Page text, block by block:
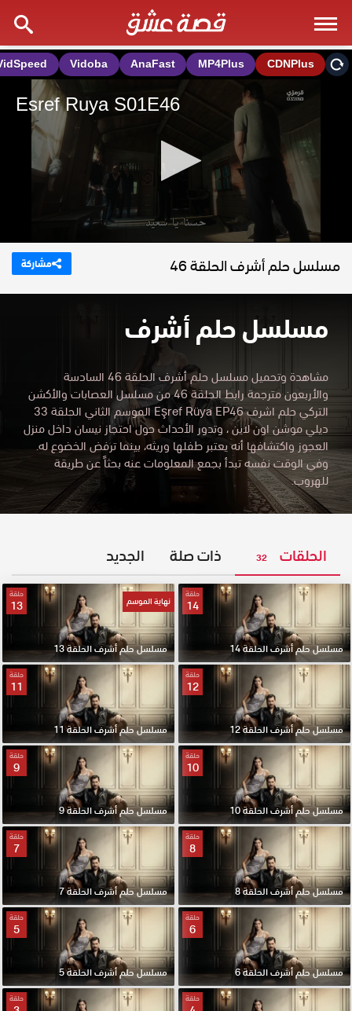
مسلسل حلم أشرف الحلقة 46 مشاركة
مسلسل حلم أشرف
مشاهدة وتحميل مسلسل حلم أشرف الحلقة 46 السادسة
والأربعون مترجمة رابط الحلقة 46 من مسلسل العصابات والأكشن
التركي حلم اشرف Eşref Rüya EP46 الموسم الثاني الحلقة 33
ديلي موشن اون لاين،وتدور الأحداث حول احتجاز نيسان داخل منزل
العجوز واكتشافها أنه يعتبر طفلها وريثه، بينما ترفض الخضوع له.
وفي الوقت نفسه تبدأ بجمع المعلومات عنه بحثاً عن طريقة
للهروب.
الحلقات 32 ذات صلة الجديد
حلقة
14
مسلسل حلم أشرف الحلقة 14
نهاية الموسم
حلقة
13
مسلسل حلم أشرف الحلقة 13
حلقة
12
مسلسل حلم أشرف الحلقة 12
حلقة
11
مسلسل حلم أشرف الحلقة 11
حلقة
10
مسلسل حلم أشرف الحلقة 10
حلقة
9
مسلسل حلم أشرف الحلقة 9
حلقة
8
مسلسل حلم أشرف الحلقة 8
حلقة
7
مسلسل حلم أشرف الحلقة 7
حلقة
6
مسلسل حلم أشرف الحلقة 6
حلقة
5
مسلسل حلم أشرف الحلقة 5
حلقة حلقة